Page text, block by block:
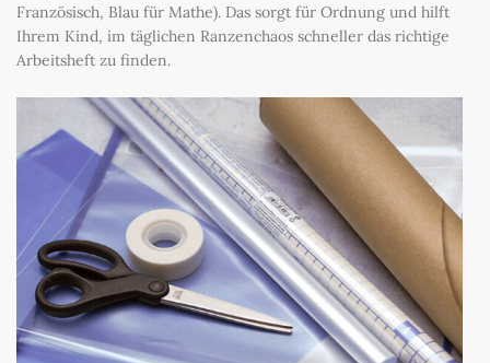
Französisch, Blau für Mathe). Das sorgt für Ordnung und hilft
Ihrem Kind, im täglichen Ranzenchaos schneller das richtige
Arbeitsheft zu finden.